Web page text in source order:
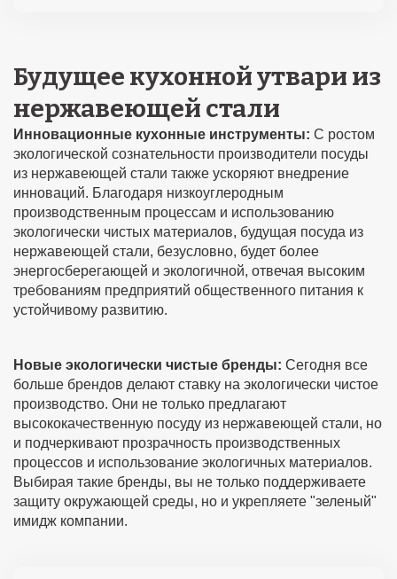
Будущее кухонной утвари из
нержавеющей стали
Инновационные кухонные инструменты: С ростом
экологической сознательности производители посуды
из нержавеющей стали также ускоряют внедрение
инноваций. Благодаря низкоуглеродным
производственным процессам и использованию
экологически чистых материалов, будущая посуда из
нержавеющей стали, безусловно, будет более
энергосберегающей и экологичной, отвечая высоким
требованиям предприятий общественного питания к
устойчивому развитию.
Новые экологически чистые бренды: Сегодня все
больше брендов делают ставку на экологически чистое
производство. Они не только предлагают
высококачественную посуду из нержавеющей стали, но
и подчеркивают прозрачность производственных
процессов и использование экологичных материалов.
Выбирая такие бренды, вы не только поддерживаете
защиту окружающей среды, но и укрепляете "зеленый"
имидж компании.